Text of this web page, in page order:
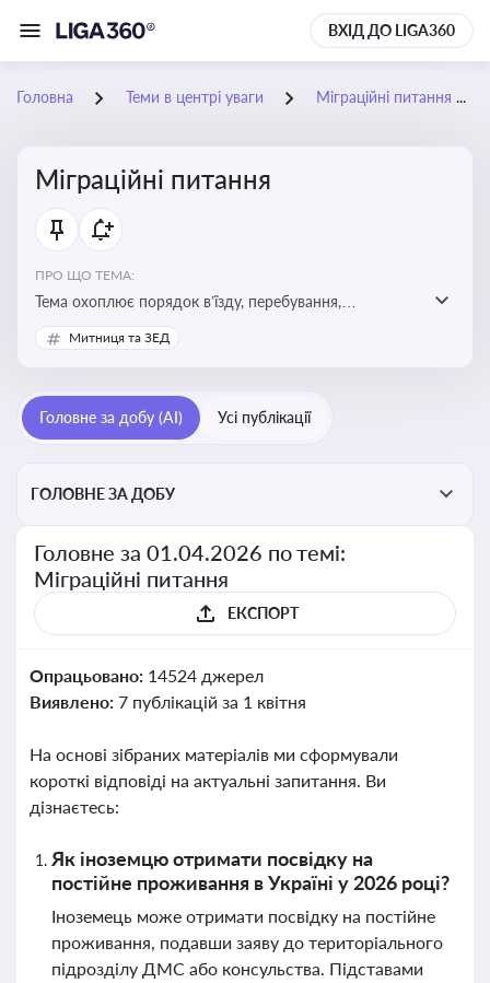
ВХІД ДО LIGA360
Головна Теми в центрі уваги Міграційні питання
Міграційні питання
ПРО ЩО ТЕМА:
Тема охоплює порядок в’їзду, перебування,
працевлаштування іноземців, а також набуття або
втрату громадянства України
Митниця та ЗЕД
Головне за добу (AI) Усі публікації
ГОЛОВНЕ ЗА ДОБУ
Головне за 01.04.2026 по темі:
Міграційні питання
ЕКСПОРТ
Опрацьовано: 14524 джерел
Виявлено: 7 публікацій за 1 квітня
На основі зібраних матеріалів ми сформували
короткі відповіді на актуальні запитання. Ви
дізнаєтесь:
Як іноземцю отримати посвідку на
постійне проживання в Україні у 2026 році?
Іноземець може отримати посвідку на постійне
проживання, подавши заяву до територіального
підрозділу ДМС або консульства. Підставами